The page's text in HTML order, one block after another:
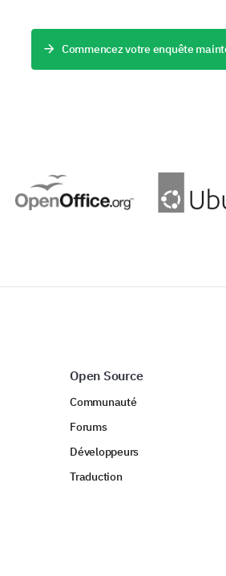
Commencez votre enquête
Open Source
Communauté
Forums
Développeurs
Traduction